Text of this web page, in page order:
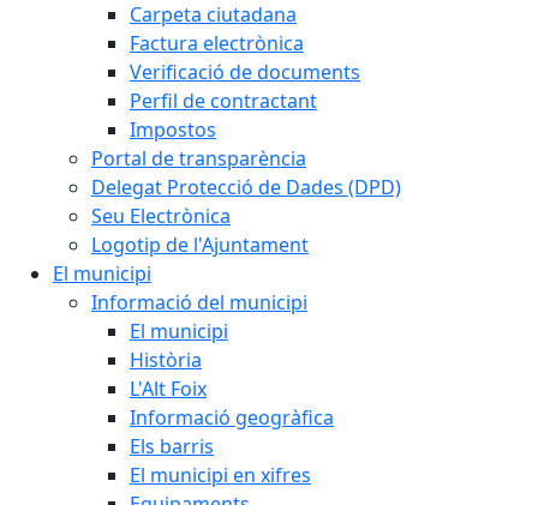
Carpeta ciutadana
Factura electrònica
Verificació de documents
Perfil de contractant
Impostos
Portal de transparència
Delegat Protecció de Dades (DPD)
Seu Electrònica
Logotip de l'Ajuntament
El municipi
Informació del municipi
El municipi
Història
L'Alt Foix
Informació geogràfica
Els barris
El municipi en xifres